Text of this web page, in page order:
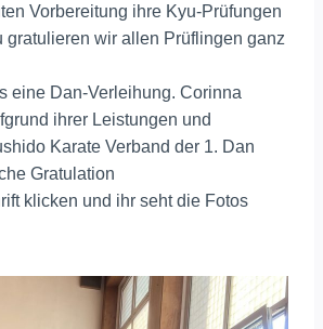
Vorbereitung ihre Kyu-Prüfungen
gratulieren wir allen Prüflingen ganz
eine Dan-Verleihung. Corinna
ihrer Leistungen und
Karate Verband der 1. Dan
Gratulation
klicken und ihr seht die Fotos